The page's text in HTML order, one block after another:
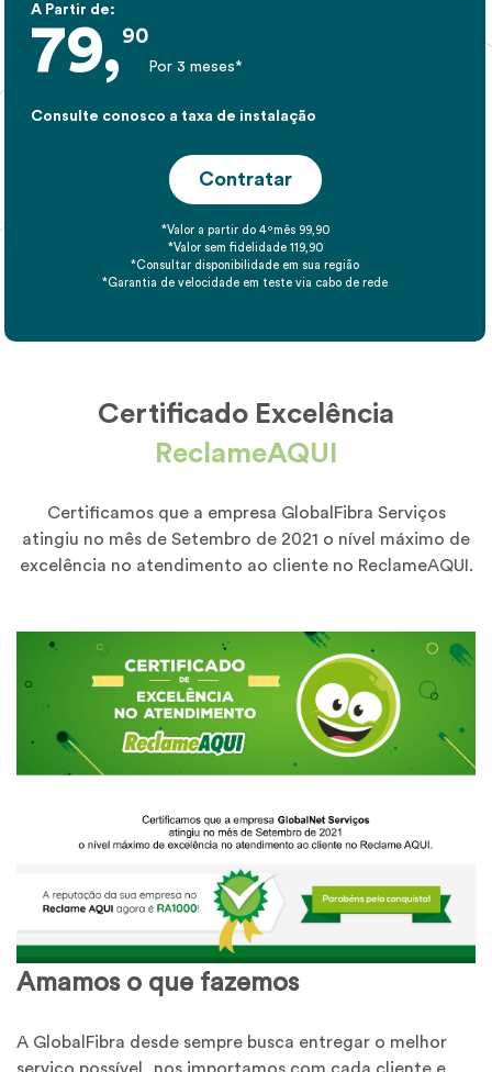
A Partir de:
79, 90
Por 3 meses*
Consulte conosco a taxa de instalação
Contratar
*Valor a partir do 4ºmês 99,90
*Valor sem fidelidade 119,90
*Consultar disponibilidade em sua região
*Garantia de velocidade em teste via cabo de rede
Certificado Excelência
ReclameAQUI
Certificamos que a empresa GlobalFibra Serviços
atingiu no mês de Setembro de 2021 o nível máximo de
excelência no atendimento ao cliente no ReclameAQUI.
Amamos o que fazemos
A GlobalFibra desde sempre busca entregar o melhor